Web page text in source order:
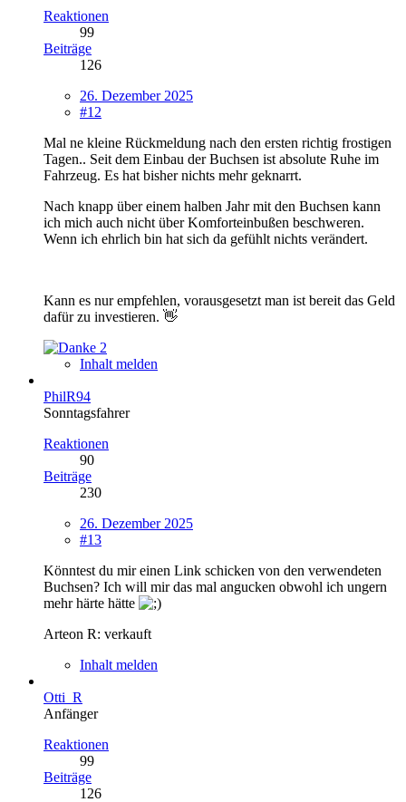
Reaktionen
99
Beiträge
126
26. Dezember 2025
#12
Mal ne kleine Rückmeldung nach den ersten richtig frostigen
Tagen.. Seit dem Einbau der Buchsen ist absolute Ruhe im
Fahrzeug. Es hat bisher nichts mehr geknarrt.
Nach knapp über einem halben Jahr mit den Buchsen kann
ich mich auch nicht über Komforteinbußen beschweren.
Wenn ich ehrlich bin hat sich da gefühlt nichts verändert.
Kann es nur empfehlen, vorausgesetzt man ist bereit das Geld
dafür zu investieren. 👋
2
Inhalt melden
PhilR94
Sonntagsfahrer
Reaktionen
90
Beiträge
230
26. Dezember 2025
#13
Könntest du mir einen Link schicken von den verwendeten
Buchsen? Ich will mir das mal angucken obwohl ich ungern
mehr härte hätte
Arteon R: verkauft
Inhalt melden
Otti_R
Anfänger
Reaktionen
99
Beiträge
126